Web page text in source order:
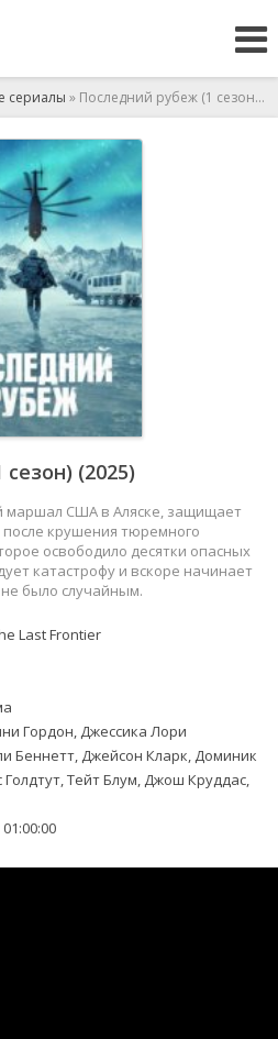
сериалы » Последний рубеж (1 сезон) (2025)
(2025)
маршал США в Аляске, защищает
крушения тюремного
освободило десятки опасных
катастрофу и вскоре начинает
было случайным.
Last Frontier
Гордон, Джессика Лори
Беннетт, Джейсон Кларк, Доминик
Тейт Блум, Джош Круддас,
01:00:00